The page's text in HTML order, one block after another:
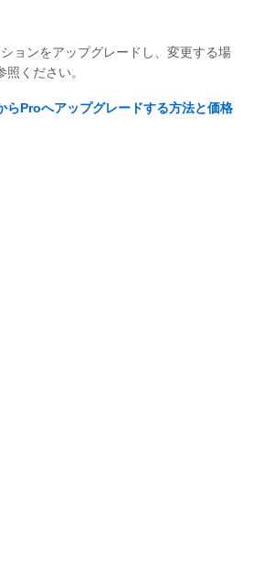
ョンをアップグレードし、変更する場
ください。
Proへアップグレードする方法と価格